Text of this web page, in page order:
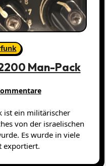
Man-Pack
von der israelischen
Es wurde in viele
exportiert.